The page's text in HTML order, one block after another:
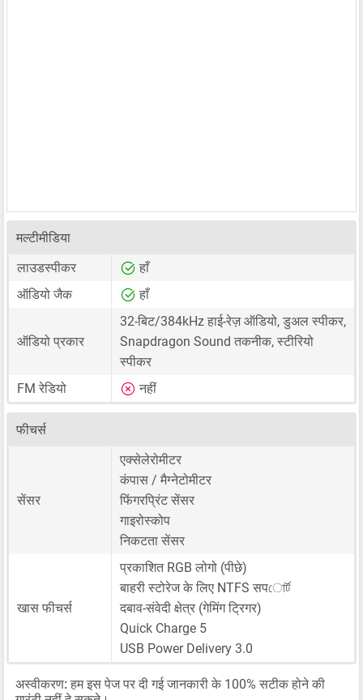
मल्टीमीडिया
लाउडस्पीकर
हाँ
ऑडियो जैक
हाँ
ऑडियो प्रकार
32-बिट/384kHz हाई-रेज़ ऑडियो, डुअल स्पीकर,
Snapdragon Sound तकनीक, स्टीरियो
स्पीकर
FM रेडियो
नहीं
फीचर्स
सेंसर
एक्सेलेरोमीटर
कंपास / मैग्नेटोमीटर
फिंगरप्रिंट सेंसर
गाइरोस्कोप
निकटता सेंसर
खास फीचर्स
प्रकाशित RGB लोगो (पीछे)
बाहरी स्टोरेज के लिए NTFS सपোর্ট
दबाव-संवेदी क्षेत्र (गेमिंग ट्रिगर)
Quick Charge 5
USB Power Delivery 3.0
अस्वीकरण: हम इस पेज पर दी गई जानकारी के 100% सटीक होने की